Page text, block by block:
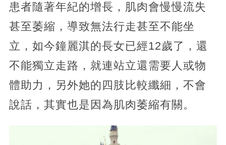
患者隨著年紀的增長，肌肉會慢慢流失
甚至萎縮，導致無法行走甚至不能坐
立，如今鐘麗淇的長女已經12歲了，還
不能獨立走路，就連站立還需要人或物
體助力，另外她的四肢比較纖細，不會
說話，其實也是因為肌肉萎縮有關。